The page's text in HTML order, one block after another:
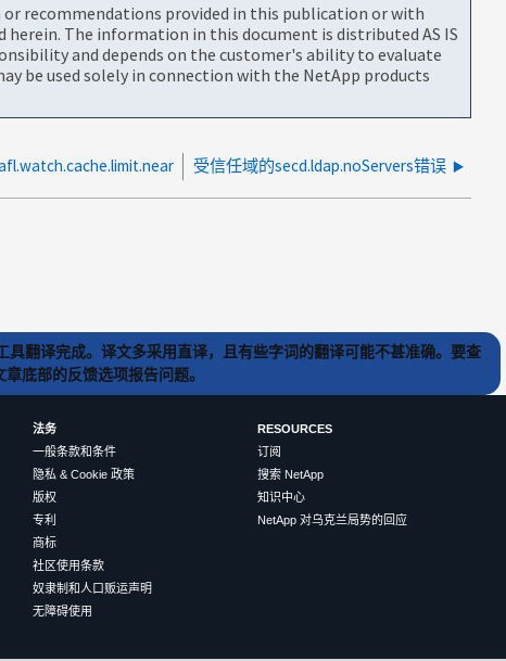
recommendations provided in this publication or with
The information in this document is distributed AS IS
and depends on the customer's ability to evaluate
be used solely in connection with the NetApp products
受信任域的secd.ldap.noServers错误
翻译完成。译文多采用直译，且有些字词的翻译可能不甚准确。要查
底部的反馈选项报告问题。
法务
一般条款和条件
隐私 & Cookie 政策
版权
专利
商标
社区使用条款
奴隶制和人口贩运声明
无障碍使用
RESOURCES
订阅
搜索 NetApp
知识中心
NetApp 对乌克兰局势的回应